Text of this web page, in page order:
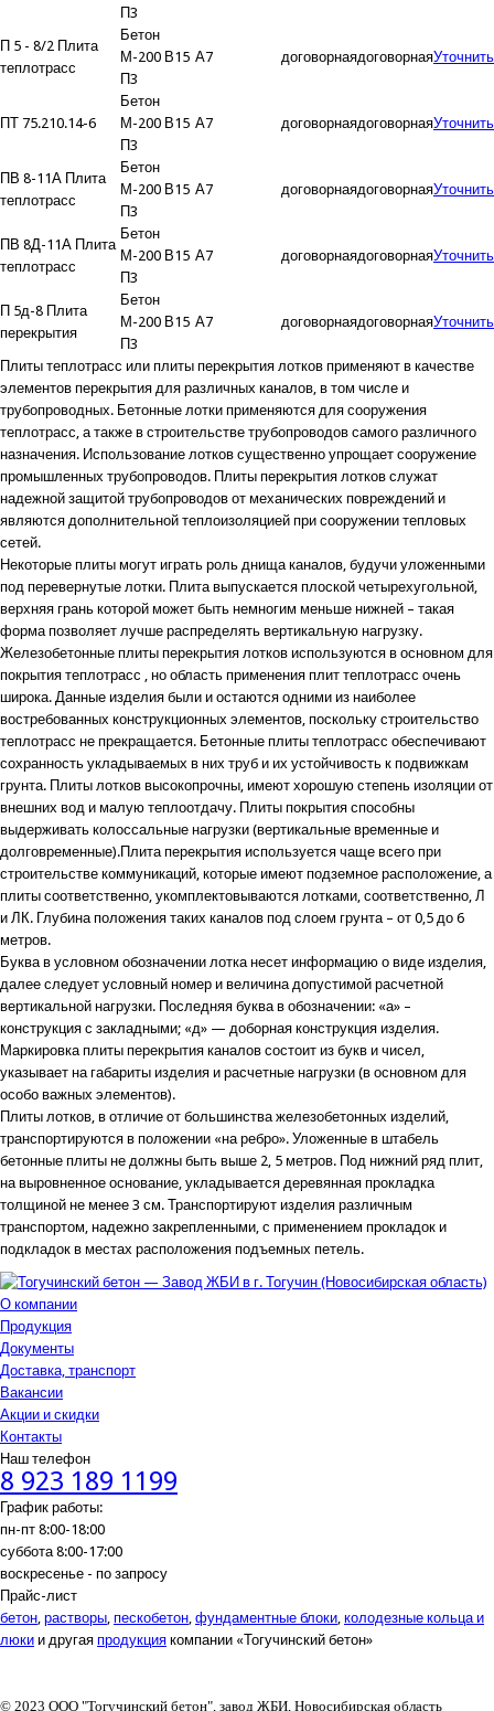
П3
П 5 - 8/2 Плита
теплотрасс
Бетон
М-200 В15
П3
А7 договорнаядоговорнаяУточнить
ПТ 75.210.14-6
Бетон
М-200 В15
П3
А7 договорнаядоговорнаяУточнить
ПВ 8-11А Плита
теплотрасс
Бетон
М-200 В15
П3
А7 договорнаядоговорнаяУточнить
ПВ 8Д-11А Плита
теплотрасс
Бетон
М-200 В15
П3
А7 договорнаядоговорнаяУточнить
П 5д-8 Плита
перекрытия
Бетон
М-200 В15
П3
А7 договорнаядоговорнаяУточнить
Плиты теплотрасс или плиты перекрытия лотков применяют в качестве
элементов перекрытия для различных каналов, в том числе и
трубопроводных. Бетонные лотки применяются для сооружения
теплотрасс, а также в строительстве трубопроводов самого различного
назначения. Использование лотков существенно упрощает сооружение
промышленных трубопроводов. Плиты перекрытия лотков служат
надежной защитой трубопроводов от механических повреждений и
являются дополнительной теплоизоляцией при сооружении тепловых
сетей.
Некоторые плиты могут играть роль днища каналов, будучи уложенными
под перевернутые лотки. Плита выпускается плоской четырехугольной,
верхняя грань которой может быть немногим меньше нижней – такая
форма позволяет лучше распределять вертикальную нагрузку.
Железобетонные плиты перекрытия лотков используются в основном для
покрытия теплотрасс , но область применения плит теплотрасс очень
широка. Данные изделия были и остаются одними из наиболее
востребованных конструкционных элементов, поскольку строительство
теплотрасс не прекращается. Бетонные плиты теплотрасс обеспечивают
сохранность укладываемых в них труб и их устойчивость к подвижкам
грунта. Плиты лотков высокопрочны, имеют хорошую степень изоляции от
внешних вод и малую теплоотдачу. Плиты покрытия способны
выдерживать колоссальные нагрузки (вертикальные временные и
долговременные).Плита перекрытия используется чаще всего при
строительстве коммуникаций, которые имеют подземное расположение, а
плиты соответственно, укомплектовываются лотками, соответственно, Л
и ЛК. Глубина положения таких каналов под слоем грунта – от 0,5 до 6
метров.
Буква в условном обозначении лотка несет информацию о виде изделия,
далее следует условный номер и величина допустимой расчетной
вертикальной нагрузки. Последняя буква в обозначении: «а» –
конструкция с закладными; «д» — доборная конструкция изделия.
Маркировка плиты перекрытия каналов состоит из букв и чисел,
указывает на габариты изделия и расчетные нагрузки (в основном для
особо важных элементов).
Плиты лотков, в отличие от большинства железобетонных изделий,
транспортируются в положении «на ребро». Уложенные в штабель
бетонные плиты не должны быть выше 2, 5 метров. Под нижний ряд плит,
на выровненное основание, укладывается деревянная прокладка
толщиной не менее 3 см. Транспортируют изделия различным
транспортом, надежно закрепленными, с применением прокладок и
подкладок в местах расположения подъемных петель.
О компании
Продукция
Документы
Доставка, транспорт
Вакансии
Акции и скидки
Контакты
Наш телефон
8 923 189 1199
График работы:
пн-пт 8:00-18:00
суббота 8:00-17:00
воскресенье - по запросу
Прайс-лист
бетон, растворы, пескобетон, фундаментные блоки, колодезные кольца и
люки и другая продукция компании «Тогучинский бетон»
© 2023 ООО "Тогучинский бетон", завод ЖБИ, Новосибирская область